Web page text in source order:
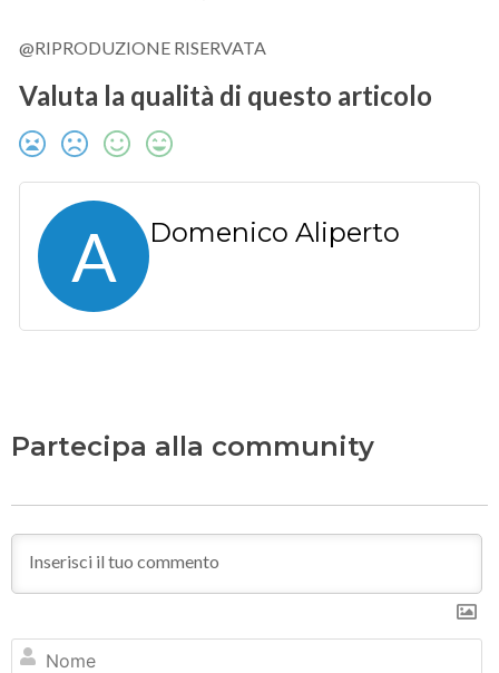
@RIPRODUZIONE RISERVATA
Valuta la qualità di questo articolo
A Domenico Aliperto
Partecipa alla community